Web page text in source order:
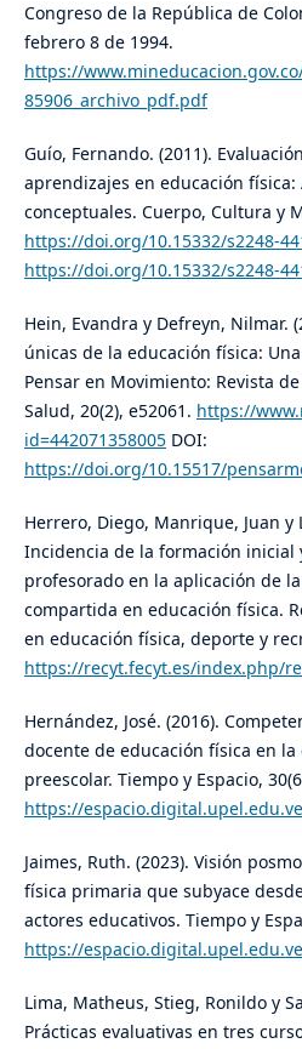
Congreso de la República de
febrero 8 de 1994.
https://
85906_archivo_pdf.pdf
Guío, Fernando. (2011).
aprendizajes en educación física:
conceptuales. Cuerpo, Cultura y
https://doi.org/10.15332/s2248-
https://doi.org/10.15332/s2248-
Hein, Evandra y Defreyn, Nilmar.
únicas de la educación física:
Pensar en Movimiento: Revista
Salud, 20(2), e52061. https://
id=442071358005DOI:
https://doi.org/10.15517/
Herrero, Diego, Manrique, Juan y
Incidencia de la formación inicial
profesorado en la aplicación de
compartida en educación física.
en educación física, deporte y
https://recyt.fecyt.es/index.php/
Hernández, José. (2016).
docente de educación física en
preescolar. Tiempo y Espacio,
https://
Jaimes, Ruth. (2023). Visión
física primaria que subyace
actores educativos. Tiempo y
https://
Lima, Matheus, Stieg, Ronildo y
Prácticas evaluativas en tres